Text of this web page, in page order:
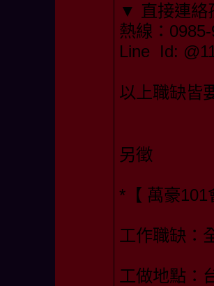
▼ 直接連絡
熱線：
Line Id:
以上職缺皆
另徵
*【 萬豪101
工作職缺：
工做地點：